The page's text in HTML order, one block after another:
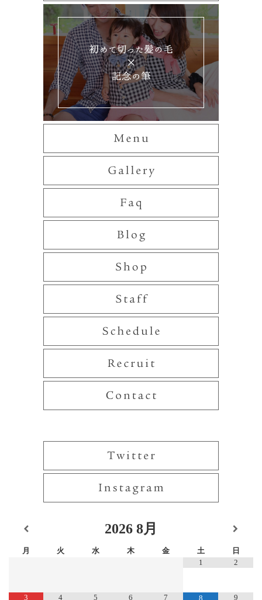
2026 8月
月 火 水 木 金 土
日
1
2
3 4 5 6 7 8 9